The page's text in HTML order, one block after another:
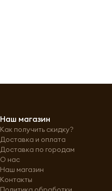
Наш магазин
Как получить скидку?
Доставка и оплата
Доставка по городам
О нас
Наш магазин
Контакты